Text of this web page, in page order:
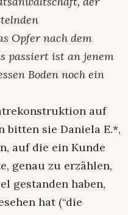
Opfer nach dem
passiert ist an jenem
Boden noch ein
auf
bitten sie Daniela E.*,
auf die ein Kunde
genau zu erzählen,
gestanden haben,
hat (“die